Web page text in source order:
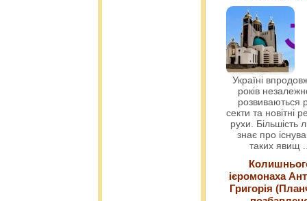
Україні
років
розвиваються
секти та новітні
рухи. Більшість
знає про
таких явищ
ієромонаха
Григорія